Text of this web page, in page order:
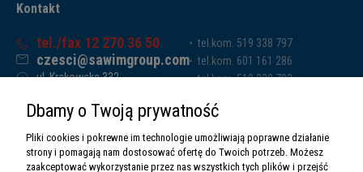
Kontakt
tel./fax 12 270 36 50
czesci@sawimgroup.com
ul. Krakowska 332,
Sawim Group Mariusz Zdyb sp. k.
NIP: 5130284470
REGON: 5246591010
tel.kom. 519 338 797
tel.kom. 601 161 286
tel.kom. 519 338 793
Dbamy o Twoją prywatność
Pliki cookies i pokrewne im technologie umożliwiają poprawne działanie
strony i pomagają nam dostosować ofertę do Twoich potrzeb. Możesz
zaakceptować wykorzystanie przez nas wszystkich tych plików i przejść